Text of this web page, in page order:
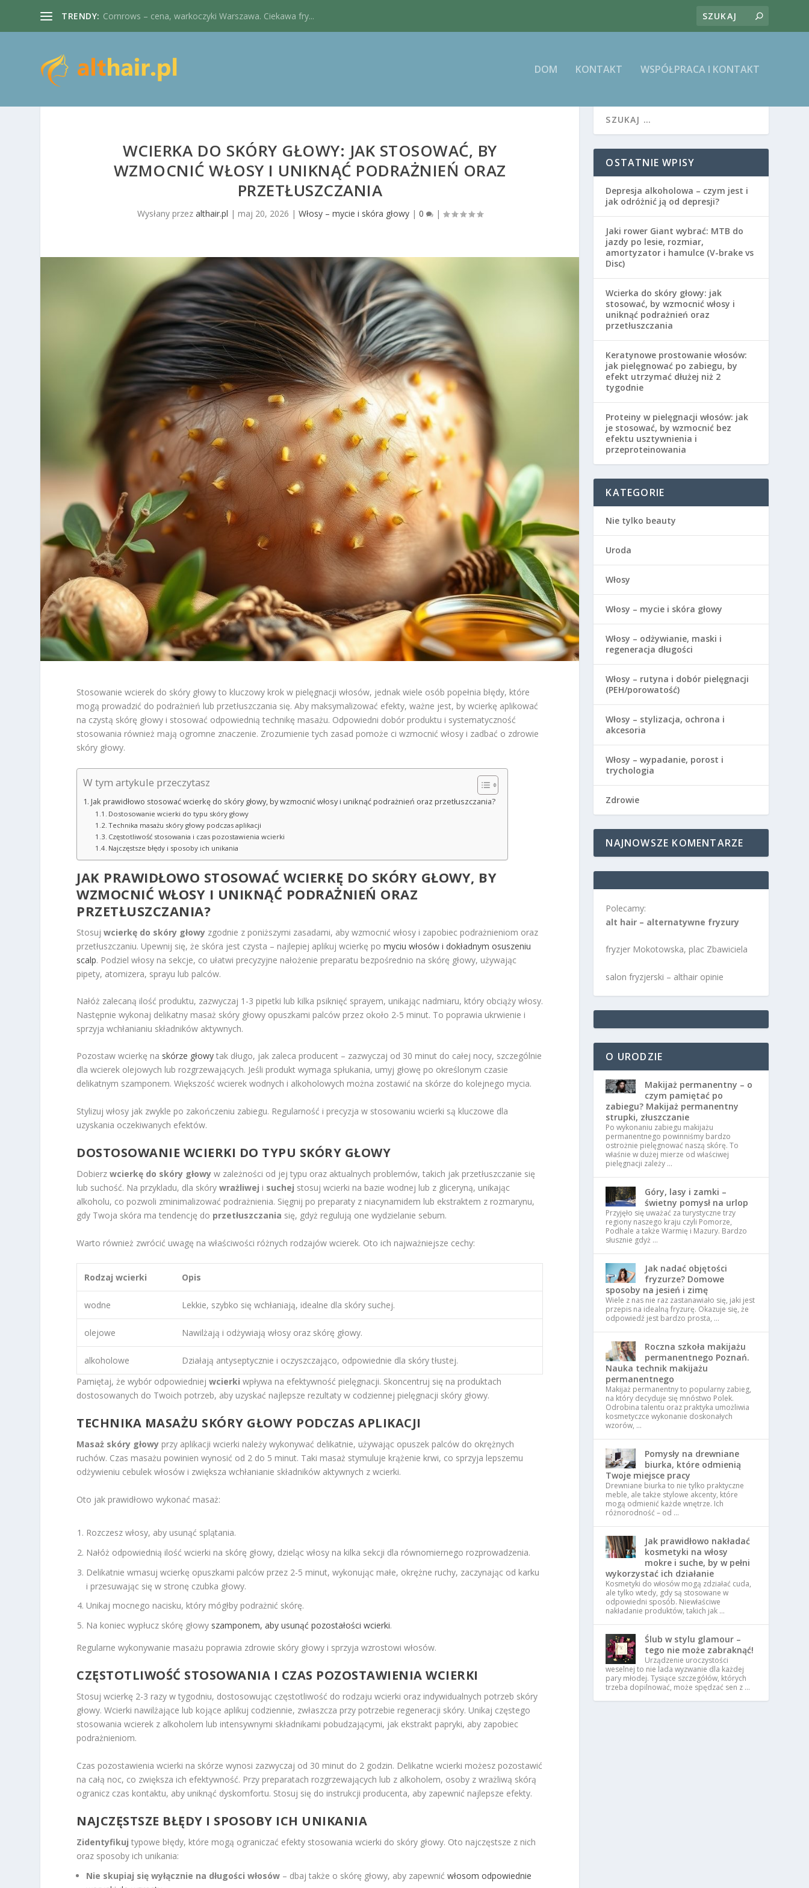
TRENDY: Cornrows – cena, warkoczyki Warszawa. Ciekawa fry...
DOM KONTAKT WSPÓŁPRACA I KONTAKT
WCIERKA DO SKÓRY GŁOWY: JAK STOSOWAĆ, BY
WZMOCNIĆ WŁOSY I UNIKNĄĆ PODRAŻNIEŃ ORAZ
PRZETŁUSZCZANIA
Wysłany przez althair.pl | maj 20, 2026 | Włosy – mycie i skóra głowy| 0 |
Stosowanie wcierek do skóry głowy to kluczowy krok w pielęgnacji włosów, jednak wiele osób popełnia błędy, które
mogą prowadzić do podrażnień lub przetłuszczania się. Aby maksymalizować efekty, ważne jest, by wcierkę aplikować
na czystą skórę głowy i stosować odpowiednią technikę masażu. Odpowiedni dobór produktu i systematyczność
stosowania również mają ogromne znaczenie. Zrozumienie tych zasad pomoże ci wzmocnić włosy i zadbać o zdrowie
skóry głowy.
W tym artykule przeczytasz
Jak prawidłowo stosować wcierkę do skóry głowy, by wzmocnić włosy i uniknąć podrażnień oraz przetłuszczania?
Dostosowanie wcierki do typu skóry głowy
Technika masażu skóry głowy podczas aplikacji
Częstotliwość stosowania i czas pozostawienia wcierki
Najczęstsze błędy i sposoby ich unikania
JAK PRAWIDŁOWO STOSOWAĆ WCIERKĘ DO SKÓRY GŁOWY, BY
WZMOCNIĆ WŁOSY I UNIKNĄĆ PODRAŻNIEŃ ORAZ
PRZETŁUSZCZANIA?
Stosujwcierkę do skóry głowy zgodnie z poniższymi zasadami, aby wzmocnić włosy i zapobiec podrażnieniom oraz
przetłuszczaniu. Upewnij się, że skóra jest czysta – najlepiej aplikuj wcierkę pomyciu włosów i dokładnym osuszeniu
scalp. Podziel włosy na sekcje, co ułatwi precyzyjne nałożenie preparatu bezpośrednio na skórę głowy, używając
pipety, atomizera, sprayu lub palców.
Nałóż zalecaną ilość produktu, zazwyczaj 1-3 pipetki lub kilka psiknięć sprayem, unikając nadmiaru, który obciąży włosy.
Następnie wykonaj delikatny masaż skóry głowy opuszkami palców przez około 2-5 minut. To poprawia ukrwienie i
sprzyja wchłanianiu składników aktywnych.
Pozostaw wcierkę na skórze głowy tak długo, jak zaleca producent – zazwyczaj od 30 minut do całej nocy, szczególnie
dla wcierek olejowych lub rozgrzewających. Jeśli produkt wymaga spłukania, umyj głowę po określonym czasie
delikatnym szamponem. Większość wcierek wodnych i alkoholowych można zostawić na skórze do kolejnego mycia.
Stylizuj włosy jak zwykle po zakończeniu zabiegu. Regularność i precyzja w stosowaniu wcierki są kluczowe dla
uzyskania oczekiwanych efektów.
DOSTOSOWANIE WCIERKI DO TYPU SKÓRY GŁOWY
Dobierzwcierkę do skóry głowy w zależności od jej typu oraz aktualnych problemów, takich jak przetłuszczanie się
lub suchość. Na przykladu, dla skórywrażliwej i suchej stosuj wcierki na bazie wodnej lub z gliceryną, unikając
alkoholu, co pozwoli zminimalizować podrażnienia. Sięgnij po preparaty z niacynamidem lub ekstraktem z rozmarynu,
gdy Twoja skóra ma tendencję do przetłuszczania się, gdyż regulują one wydzielanie sebum.
Warto również zwrócić uwagę na właściwości różnych rodzajów wcierek. Oto ich najważniejsze cechy:
Rodzaj wcierki Opis
wodne Lekkie, szybko się wchłaniają, idealne dla skóry suchej.
olejowe Nawilżają i odżywiają włosy oraz skórę głowy.
alkoholowe
Działają antyseptycznie i oczyszczająco, odpowiednie dla skóry tłustej.
Pamiętaj, że wybór odpowiedniejwcierki wpływa na efektywność pielęgnacji. Skoncentruj się na produktach
dostosowanych do Twoich potrzeb, aby uzyskać najlepsze rezultaty w codziennej pielęgnacji skóry głowy.
TECHNIKA MASAŻU SKÓRY GŁOWY PODCZAS APLIKACJI
Masaż skóry głowy przy aplikacji wcierki należy wykonywać delikatnie, używając opuszek palców do okrężnych
ruchów. Czas masażu powinien wynosić od 2 do 5 minut. Taki masaż stymuluje krążenie krwi, co sprzyja lepszemu
odżywieniu cebulek włosów i zwiększa wchłanianie składników aktywnych z wcierki.
Oto jak prawidłowo wykonać masaż:
Rozczesz włosy, aby usunąć splątania.
Nałóż odpowiednią ilość wcierki na skórę głowy, dzieląc włosy na kilka sekcji dla równomiernego rozprowadzenia.
Delikatnie wmasuj wcierkę opuszkami palców przez 2-5 minut, wykonując małe, okrężne ruchy, zaczynając od karku
i przesuwając się w stronę czubka głowy.
Unikaj mocnego nacisku, który mógłby podrażnić skórę.
Na koniec wypłucz skórę głowy szamponem, aby usunąć pozostałości wcierki.
Regularne wykonywanie masażu poprawia zdrowie skóry głowy i sprzyja wzrostowi włosów.
CZĘSTOTLIWOŚĆ STOSOWANIA I CZAS POZOSTAWIENIA WCIERKI
Stosuj wcierkę 2-3 razy w tygodniu, dostosowując częstotliwość do rodzaju wcierki oraz indywidualnych potrzeb skóry
głowy. Wcierki nawilżające lub kojące aplikuj codziennie, zwłaszcza przy potrzebie regeneracji skóry. Unikaj częstego
stosowania wcierek z alkoholem lub intensywnymi składnikami pobudzającymi, jak ekstrakt papryki, aby zapobiec
podrażnieniom.
Czas pozostawienia wcierki na skórze wynosi zazwyczaj od 30 minut do 2 godzin. Delikatne wcierki możesz pozostawić
na całą noc, co zwiększa ich efektywność. Przy preparatach rozgrzewających lub z alkoholem, osoby z wrażliwą skórą
ogranicz czas kontaktu, aby uniknąć dyskomfortu. Stosuj się do instrukcji producenta, aby zapewnić najlepsze efekty.
NAJCZĘSTSZE BŁĘDY I SPOSOBY ICH UNIKANIA
Zidentyfikuj typowe błędy, które mogą ograniczać efekty stosowania wcierki do skóry głowy. Oto najczęstsze z nich
oraz sposoby ich unikania:
Nie skupiaj się wyłącznie na długości włosów – dbaj także o skórę głowy, aby zapewnićwłosom odpowiednie
OSTATNIE WPISY
Depresja alkoholowa – czym jest i
jak odróżnić ją od depresji?
Jaki rower Giant wybrać: MTB do
jazdy po lesie, rozmiar,
amortyzator i hamulce (V-brake vs
Disc)
Wcierka do skóry głowy: jak
stosować, by wzmocnić włosy i
uniknąć podrażnień oraz
przetłuszczania
Keratynowe prostowanie włosów:
jak pielęgnować po zabiegu, by
efekt utrzymać dłużej niż 2
tygodnie
Proteiny w pielęgnacji włosów: jak
je stosować, by wzmocnić bez
efektu usztywnienia i
przeproteinowania
KATEGORIE
Nie tylko beauty
Uroda
Włosy
Włosy – mycie i skóra głowy
Włosy – odżywianie, maski i
regeneracja długości
Włosy – rutyna i dobór pielęgnacji
(PEH/porowatość)
Włosy – stylizacja, ochrona i
akcesoria
Włosy – wypadanie, porost i
trychologia
Zdrowie
NAJNOWSZE KOMENTARZE
Polecamy:
alt hair – alternatywne fryzury
fryzjer Mokotowska, plac Zbawiciela
salon fryzjerski – althair opinie
O URODZIE
Makijaż permanentny – o
czym pamiętać po
zabiegu? Makijaż permanentny
strupki, złuszczanie
Po wykonaniu zabiegu makijażu
permanentnego powinniśmy bardzo
ostrożnie pielęgnować naszą skórę. To
właśnie w dużej mierze od właściwej
pielęgnacji zależy …
Góry, lasy i zamki –
świetny pomysł na urlop
Przyjęło się uważać za turystyczne trzy
regiony naszego kraju czyli Pomorze,
Podhale a także Warmię i Mazury. Bardzo
słusznie gdyż …
Jak nadać objętości
fryzurze? Domowe
sposoby na jesień i zimę
Wiele z nas nie raz zastanawiało się, jaki jest
przepis na idealną fryzurę. Okazuje się, że
odpowiedź jest bardzo prosta, …
Roczna szkoła makijażu
permanentnego Poznań.
Nauka technik makijażu
permanentnego
Makijaż permanentny to popularny zabieg,
na który decyduje się mnóstwo Polek.
Odrobina talentu oraz praktyka umożliwia
kosmetyczce wykonanie doskonałych
wzorów, …
Pomysły na drewniane
biurka, które odmienią
Twoje miejsce pracy
Drewniane biurka to nie tylko praktyczne
meble, ale także stylowe akcenty, które
mogą odmienić każde wnętrze. Ich
różnorodność – od …
Jak prawidłowo nakładać
kosmetyki na włosy
mokre i suche, by w pełni
wykorzystać ich działanie
Kosmetyki do włosów mogą zdziałać cuda,
ale tylko wtedy, gdy są stosowane w
odpowiedni sposób. Niewłaściwe
nakładanie produktów, takich jak …
Ślub w stylu glamour –
tego nie może zabraknąć!
Urządzenie uroczystości
weselnej to nie lada wyzwanie dla każdej
pary młodej. Tysiące szczegółów, których
trzeba dopilnować, może spędzać sen z …